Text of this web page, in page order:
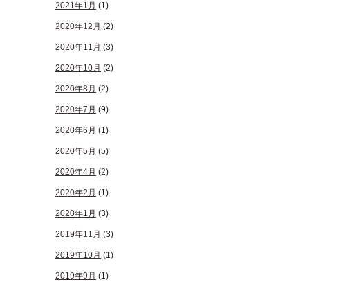
2021年1月 (1)
2020年12月 (2)
2020年11月 (3)
2020年10月 (2)
2020年8月 (2)
2020年7月 (9)
2020年6月 (1)
2020年5月 (5)
2020年4月 (2)
2020年2月 (1)
2020年1月 (3)
2019年11月 (3)
2019年10月 (1)
2019年9月 (1)